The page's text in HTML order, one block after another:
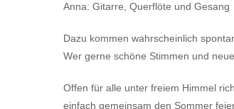
Anna: Gitarre, Querflöte und Gesang
Dazu kommen wahrscheinlich
Wer gerne schöne Stimmen und
Offen für alle unter freiem Himmel
einfach gemeinsam den Sommer